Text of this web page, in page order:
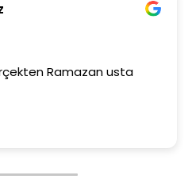
Burcu Ekinci
Ramazan beye ilgisinden